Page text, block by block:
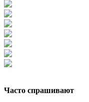
Часто спрашивают